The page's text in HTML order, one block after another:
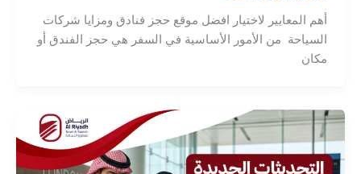
أهم المعايير لاختيار افضل موقع حجز فنادق ومزايا شركات
السياحة من الأمور الأساسية في السفر هي حجز الفندق أو
مكان